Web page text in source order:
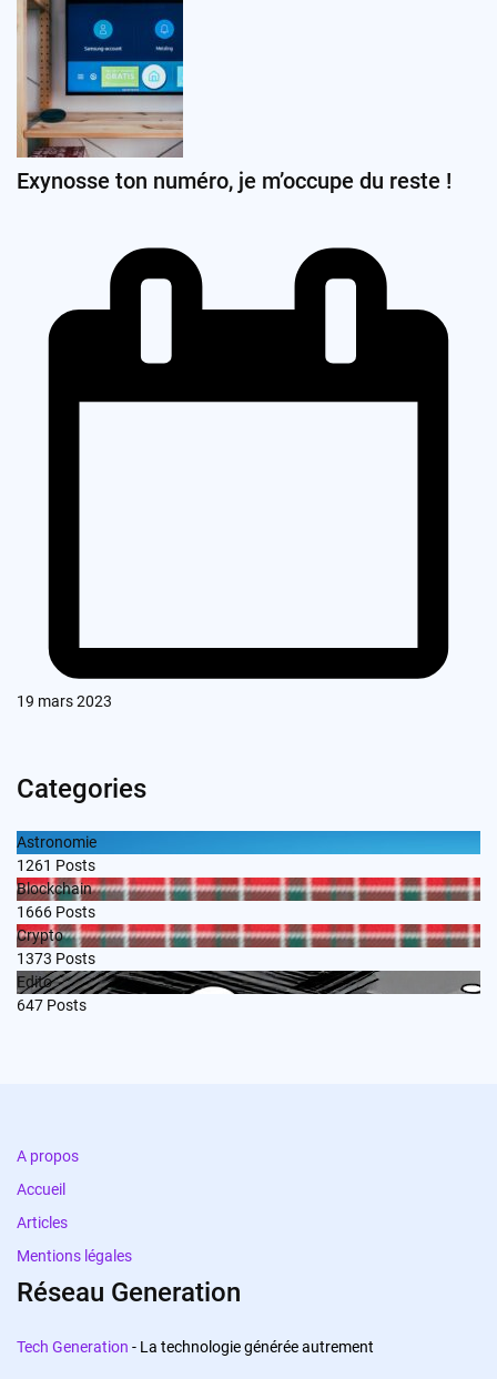
Exynosse ton numéro, je m’occupe du reste !
19 mars 2023
Categories
Astronomie
1261 Posts
Blockchain
1666 Posts
Crypto
1373 Posts
Edito
647 Posts
A propos
Accueil
Articles
Mentions légales
Réseau Generation
Tech Generation - La technologie générée autrement